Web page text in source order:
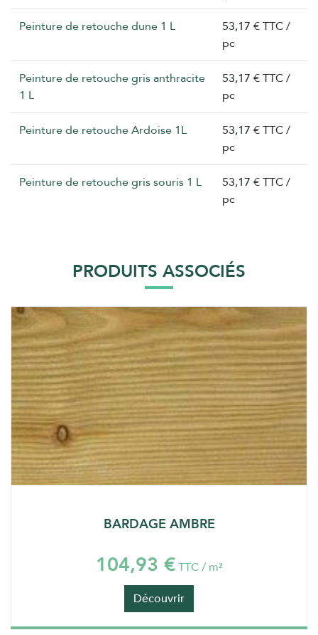
Peinture de retouche dune 1 L
53,17 € TTC /
pc
Peinture de retouche gris anthracite
1 L
53,17 € TTC /
pc
Peinture de retouche Ardoise 1L
53,17 € TTC /
pc
Peinture de retouche gris souris 1 L
53,17 € TTC /
pc
PRODUITS ASSOCIÉS
BARDAGE AMBRE
104,93 € TTC / m²
Découvrir